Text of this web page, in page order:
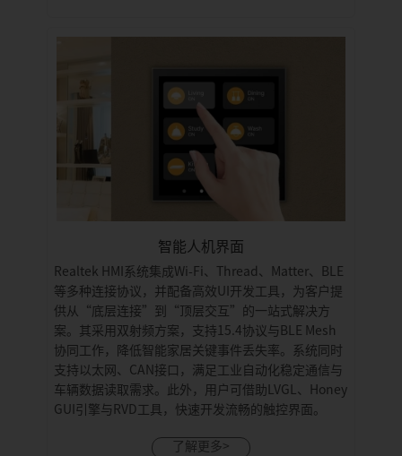
智能人机界面
Realtek HMI系统集成Wi-Fi、Thread、Matter、BLE
等多种连接协议，并配备高效UI开发工具，为客户提
供从“底层连接”到“顶层交互”的一站式解决方
案。其采用双射频方案，支持15.4协议与BLE Mesh
协同工作，降低智能家居关键事件丢失率。系统同时
支持以太网、CAN接口，满足工业自动化稳定通信与
车辆数据读取需求。此外，用户可借助LVGL、Honey
GUI引擎与RVD工具，快速开发流畅的触控界面。
了解更多>